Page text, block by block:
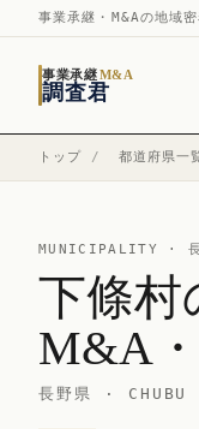
事業承継・M&Aの地域
事業承継M&A
調査君
トップ / 都道府県一
MUNICIPALITY ·
下條村
M&A
長野県 · CHUBU